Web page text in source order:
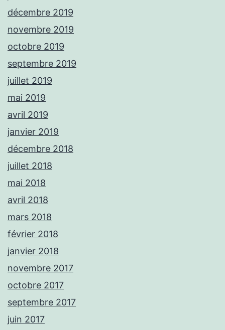
décembre 2019
novembre 2019
octobre 2019
septembre 2019
juillet 2019
mai 2019
avril 2019
janvier 2019
décembre 2018
juillet 2018
mai 2018
avril 2018
mars 2018
février 2018
janvier 2018
novembre 2017
octobre 2017
septembre 2017
juin 2017